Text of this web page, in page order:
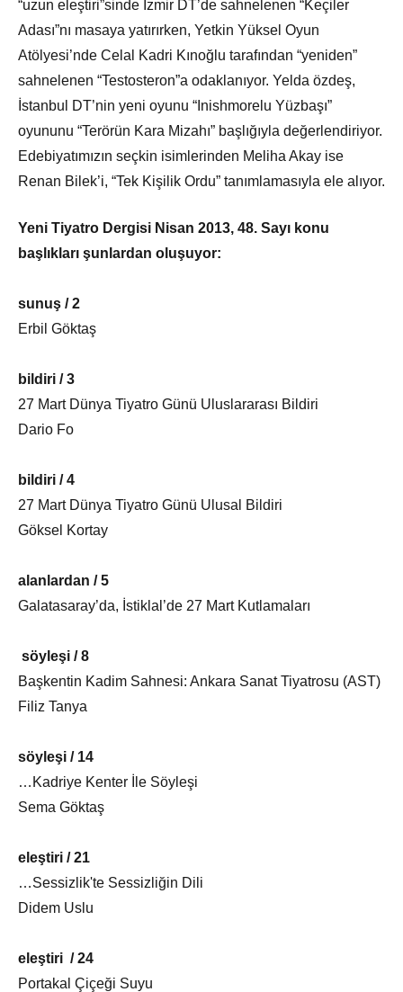
“uzun eleştiri”sinde İzmir DT’de sahnelenen “Keçiler
Adası”nı masaya yatırırken, Yetkin Yüksel Oyun
Atölyesi’nde Celal Kadri Kınoğlu tarafından “yeniden”
sahnelenen “Testosteron”a odaklanıyor. Yelda özdeş,
İstanbul DT’nin yeni oyunu “Inishmorelu Yüzbaşı”
oyununu “Terörün Kara Mizahı” başlığıyla değerlendiriyor.
Edebiyatımızın seçkin isimlerinden Meliha Akay ise
Renan Bilek’i, “Tek Kişilik Ordu” tanımlamasıyla ele alıyor.
Yeni Tiyatro Dergisi Nisan 2013, 48. Sayı konu
başlıkları şunlardan oluşuyor:
sunuş / 2
Erbil Göktaş
bildiri / 3
27 Mart Dünya Tiyatro Günü Uluslararası Bildiri
Dario Fo
bildiri / 4
27 Mart Dünya Tiyatro Günü Ulusal Bildiri
Göksel Kortay
alanlardan / 5
Galatasaray’da, İstiklal’de 27 Mart Kutlamaları
söyleşi / 8
Başkentin Kadim Sahnesi: Ankara Sanat Tiyatrosu (AST)
Filiz Tanya
söyleşi / 14
…Kadriye Kenter İle Söyleşi
Sema Göktaş
eleştiri / 21
…Sessizlik'te Sessizliğin Dili
Didem Uslu
eleştiri / 24
Portakal Çiçeği Suyu